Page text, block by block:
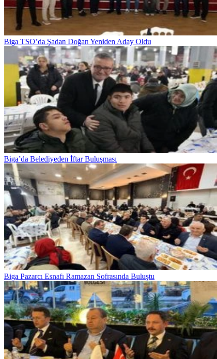
Biga TSO’da Şadan Doğan Yeniden Aday Oldu
Biga’da Belediyeden İftar Buluşması
Biga Pazarcı Esnafı Ramazan Sofrasında Buluştu